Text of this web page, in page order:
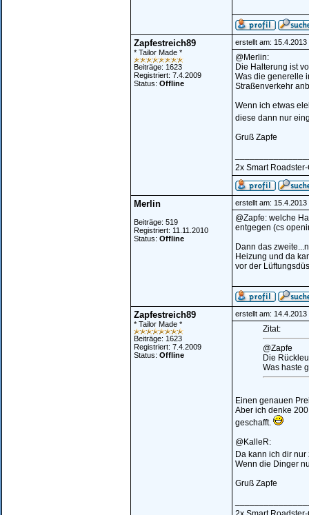
Zapfestreich89
* Tailor Made *
Beiträge: 1623
Registriert: 7.4.2009
Status: Offline
erstellt am:
@Merlin:
Die Halterung ist
Was die generelle
Straßenverkehr
Wenn ich etwas
diese dann nur
Gruß Zapfe
2x Smart
Merlin
Beiträge: 519
Registriert: 11.11.2010
Status: Offline
erstellt am:
@Zapfe: welche
entgegen (cs
Dann das
Heizung und da
vor der
Zapfestreich89
* Tailor Made *
Beiträge: 1623
Registriert: 7.4.2009
Status: Offline
erstellt am:
Zitat:
@Zapfe
Die
Was haste
Einen genauen
Aber ich denke
geschafft.
@KalleR:
Da kann ich dir
Wenn die Dinger
Gruß Zapfe